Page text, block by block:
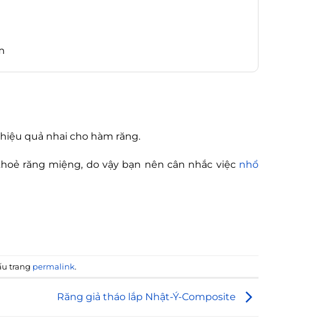
quả nhai cho hàm răng.
răng miệng, do vậy bạn nên cân nhắc việc nhổ
trang permalink.
Răng giả tháo lắp Nhật-Ý-Composite